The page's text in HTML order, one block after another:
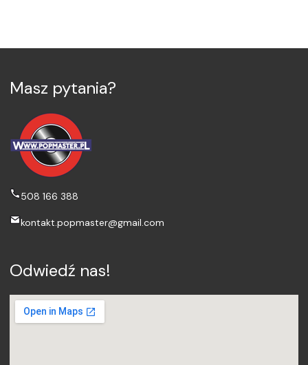
Masz pytania?
508 166 388
kontakt.popmaster@gmail.com
Odwiedź nas!